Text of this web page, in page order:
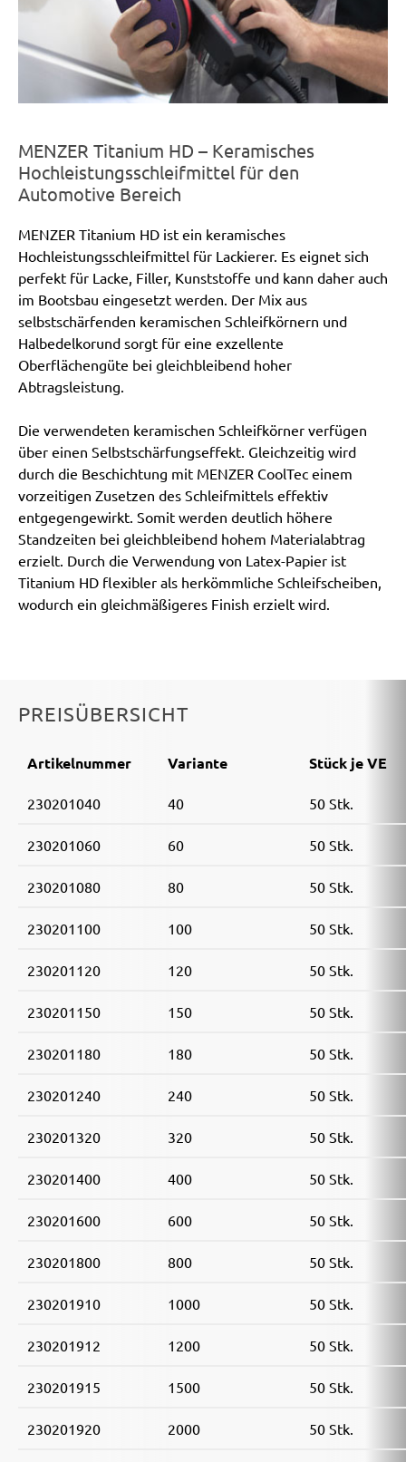
MENZER Titanium HD – Keramisches
Hochleistungsschleifmittel für den
Automotive Bereich
MENZER Titanium HD ist ein keramisches
Hochleistungsschleifmittel für Lackierer. Es eignet sich
perfekt für Lacke, Filler, Kunststoffe und kann daher auch
im Bootsbau eingesetzt werden. Der Mix aus
selbstschärfenden keramischen Schleifkörnern und
Halbedelkorund sorgt für eine exzellente
Oberflächengüte bei gleichbleibend hoher
Abtragsleistung.
Die verwendeten keramischen Schleifkörner verfügen
über einen Selbstschärfungseffekt. Gleichzeitig wird
durch die Beschichtung mit MENZER CoolTec einem
vorzeitigen Zusetzen des Schleifmittels effektiv
entgegengewirkt. Somit werden deutlich höhere
Standzeiten bei gleichbleibend hohem Materialabtrag
erzielt. Durch die Verwendung von Latex-Papier ist
Titanium HD flexibler als herkömmliche Schleifscheiben,
wodurch ein gleichmäßigeres Finish erzielt wird.
PREISÜBERSICHT
Artikelnummer Variante Stück je VE
230201040 40 50 Stk.
230201060 60 50 Stk.
230201080 80 50 Stk.
230201100 100 50 Stk.
230201120 120 50 Stk.
230201150 150 50 Stk.
230201180 180 50 Stk.
230201240 240 50 Stk.
230201320 320 50 Stk.
230201400 400 50 Stk.
230201600 600 50 Stk.
230201800 800 50 Stk.
230201910 1000 50 Stk.
230201912 1200 50 Stk.
230201915 1500 50 Stk.
230201920 2000 50 Stk.